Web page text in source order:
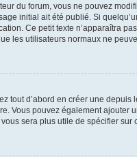
du forum, vous ne pouvez
initial ait été publié. Si
Ce petit texte n’apparaîtra
les utilisateurs normaux ne
tout d’abord en créer une
Vous pouvez également
sera plus utile de spécifier sur